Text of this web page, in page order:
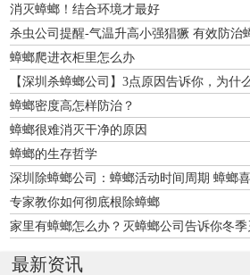
消灭蟑螂！结合环境才最好
杀虫公司提醒-气温升高小强猖獗 有效防治
蟑螂爬进衣柜里怎么办
【深圳杀蟑螂公司】3点原因告诉你，为什
蟑螂密度高怎样防治？
蟑螂很难消灭干净的原因
蟑螂的生存哲学
深圳除蟑螂公司：蟑螂活动时间周期 蟑螂
的主要栖息场所
专家教你如何彻底根除蟑螂
家里有蟑螂怎么办？灭蟑螂公司告诉你冬
最新资讯